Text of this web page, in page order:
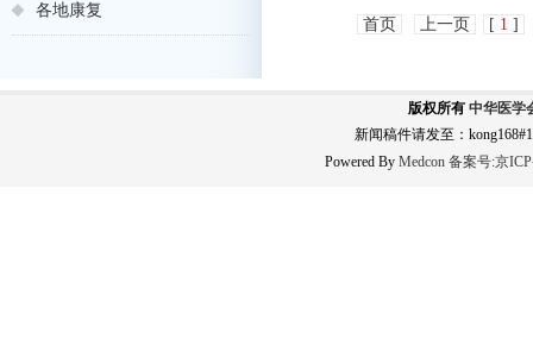
各地康复
首页 上一页 [ 1 ]
版权所有 中华医学
新闻稿件请发至：
Powered By Medcon 备案号:京